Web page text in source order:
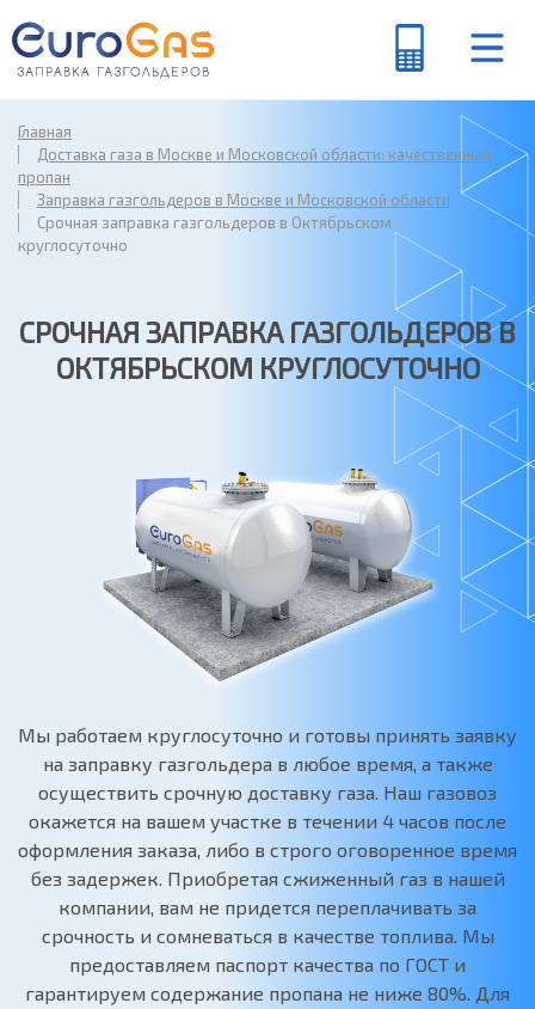
Главная
Доставка газа в Москве и Московской области: качественный
пропан
Заправка газгольдеров в Москве и Московской области
Срочная заправка газгольдеров в Октябрьском
круглосуточно
СРОЧНАЯ ЗАПРАВКА ГАЗГОЛЬДЕРОВ В
ОКТЯБРЬСКОМ КРУГЛОСУТОЧНО
Мы работаем круглосуточно и готовы принять заявку
на заправку газгольдера в любое время, а также
осуществить срочную доставку газа. Наш газовоз
окажется на вашем участке в течении 4 часов после
оформления заказа, либо в строго оговоренное время
без задержек. Приобретая сжиженный газ в нашей
компании, вам не придется переплачивать за
срочность и сомневаться в качестве топлива. Мы
предоставляем паспорт качества по ГОСТ и
гарантируем содержание пропана не ниже 80%. Для